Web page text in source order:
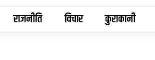
राजनीति विचार कुराकानी